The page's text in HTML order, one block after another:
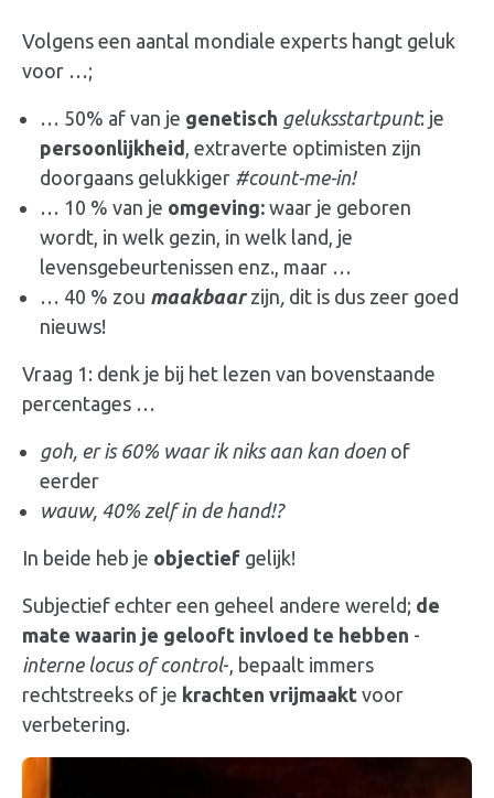
Volgens een aantal mondiale experts hangt geluk
voor …;
… 50% af van je genetisch geluksstartpunt: je
persoonlijkheid , extraverte optimisten zijn
doorgaans gelukkiger #count-me-in!
… 10 % van je omgeving: waar je geboren
wordt, in welk gezin, in welk land, je
levensgebeurtenissen enz., maar …
… 40 % zou maakbaar zijn, dit is dus zeer goed
nieuws!
Vraag 1: denk je bij het lezen van bovenstaande
percentages …
goh, er is 60% waar ik niks aan kan doen of
eerder
wauw, 40% zelf in de hand!?
In beide heb je objectief gelijk!
Subjectief echter een geheel andere wereld; de
mate waarin je gelooft invloed te hebben -
interne locus of control-, bepaalt immers
rechtstreeks of je krachten vrijmaakt voor
verbetering.